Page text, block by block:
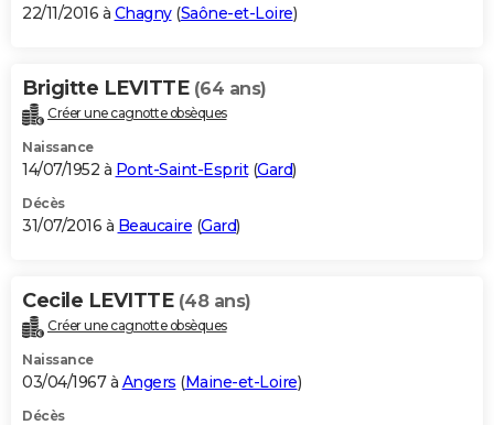
22/11/2016 à Chagny(Saône-et-Loire)
Brigitte LEVITTE (64 ans)
Créer une cagnotte obsèques
Naissance
14/07/1952 à Pont-Saint-Esprit(Gard)
Décès
31/07/2016 à Beaucaire (Gard)
Cecile LEVITTE (48 ans)
Créer une cagnotte obsèques
Naissance
03/04/1967 à Angers (Maine-et-Loire)
Décès